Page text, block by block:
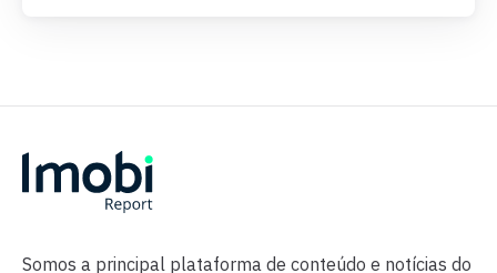
Somos a principal plataforma de conteúdo e notícias do